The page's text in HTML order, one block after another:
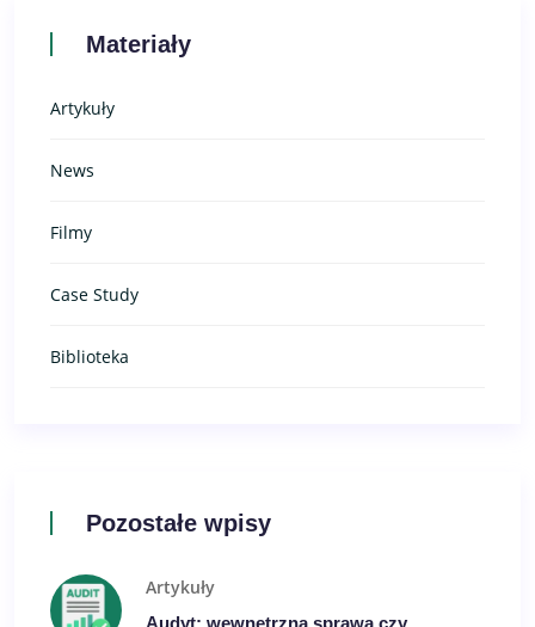
Materiały
Artykuły
News
Filmy
Case Study
Biblioteka
Pozostałe wpisy
Artykuły
Audyt: wewnętrzna sprawa czy